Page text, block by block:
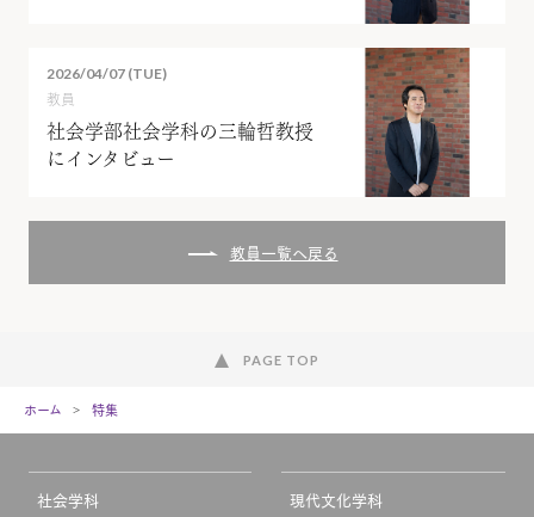
2026/04/07 (TUE)
教員
社会学部社会学科の三輪哲教授
にインタビュー
教員一覧へ戻る
PAGE TOP
ホーム 特集
社会学科 現代文化学科